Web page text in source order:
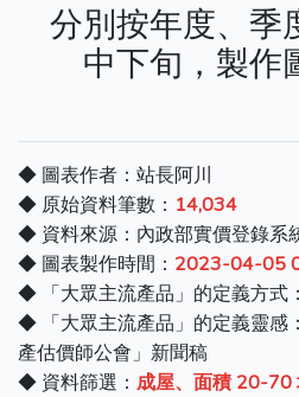
分別按年度、季
中下旬，製作
◆ 圖表作者：站長阿川
◆ 原始資料筆數： 14,034
◆ 資料來源：內政部實價登錄系
◆ 圖表製作時間： 2023-04-05
◆ 「大眾主流產品」的定義方式
◆ 「大眾主流產品」的定義靈感
產估價師公會」新聞稿
◆ 資料篩選： 成屋、面積 20-70